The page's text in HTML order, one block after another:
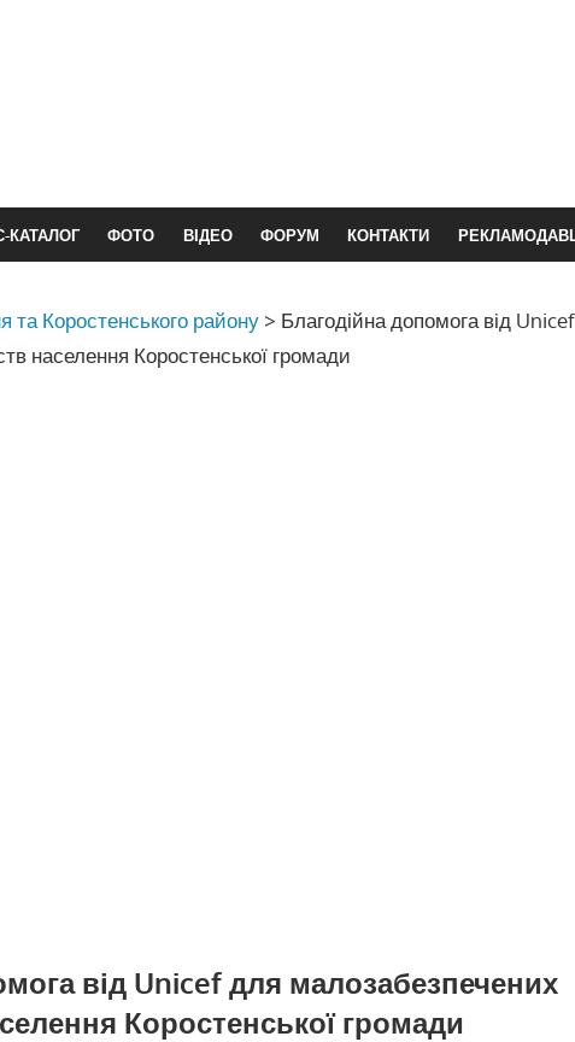
КАТАЛОГ ФОТО ВІДЕО ФОРУМ КОНТАКТИ
та Коростенського району > Благодійна допомога від Unicef
населення Коростенської громади
від Unicef для малозабезпечених
Коростенської громади